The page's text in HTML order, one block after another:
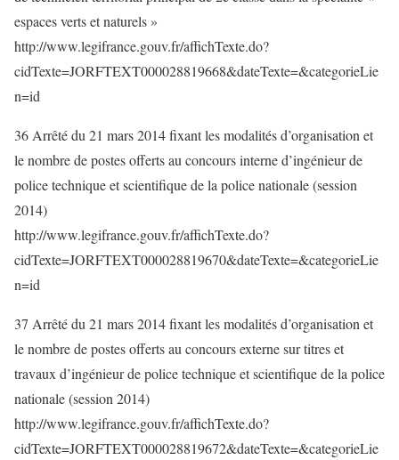
espaces verts et naturels »
http://www.legifrance.gouv.fr/affichTexte.do?
cidTexte=JORFTEXT000028819668&dateTexte=&categorieLie
n=id
36 Arrêté du 21 mars 2014 fixant les modalités d’organisation et
le nombre de postes offerts au concours interne d’ingénieur de
police technique et scientifique de la police nationale (session
2014)
http://www.legifrance.gouv.fr/affichTexte.do?
cidTexte=JORFTEXT000028819670&dateTexte=&categorieLie
n=id
37 Arrêté du 21 mars 2014 fixant les modalités d’organisation et
le nombre de postes offerts au concours externe sur titres et
travaux d’ingénieur de police technique et scientifique de la police
nationale (session 2014)
http://www.legifrance.gouv.fr/affichTexte.do?
cidTexte=JORFTEXT000028819672&dateTexte=&categorieLie